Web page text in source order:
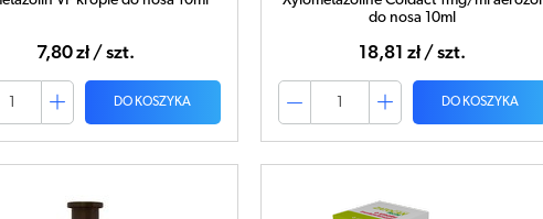
7,80 zł / szt.
DO KOSZYKA
do nosa 10ml
18,81 zł / szt.
DO KOSZYKA